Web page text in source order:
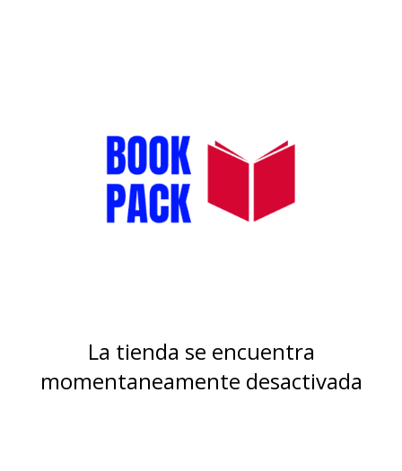
La tienda se encuentra
momentaneamente desactivada